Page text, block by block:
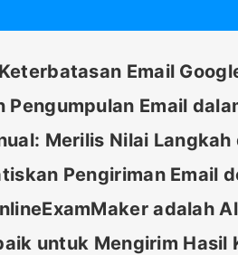
Email
Pengumpulan Email
Merilis Nilai Langkah
Pengiriman Email
adalah
untuk Mengirim Hasil